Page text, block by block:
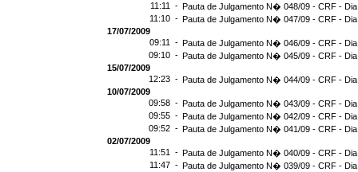
11:11 - Pauta de Julgamento N� 048/09 - CRF -
11:10 - Pauta de Julgamento N� 047/09 - CRF -
17/07/2009
09:11 - Pauta de Julgamento N� 046/09 - CRF -
09:10 - Pauta de Julgamento N� 045/09 - CRF -
15/07/2009
12:23 - Pauta de Julgamento N� 044/09 - CRF -
10/07/2009
09:58 - Pauta de Julgamento N� 043/09 - CRF -
09:55 - Pauta de Julgamento N� 042/09 - CRF -
09:52 - Pauta de Julgamento N� 041/09 - CRF -
02/07/2009
11:51 - Pauta de Julgamento N� 040/09 - CRF -
11:47 - Pauta de Julgamento N� 039/09 - CRF -